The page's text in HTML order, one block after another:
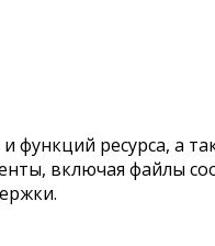
функций ресурса, а
включая файлы